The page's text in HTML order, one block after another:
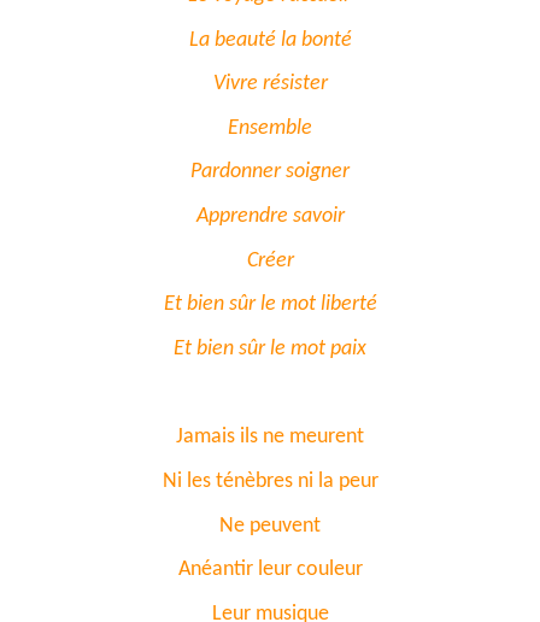
La beauté la bonté
Vivre résister
Ensemble
Pardonner soigner
Apprendre savoir
Créer
Et bien sûr le mot liberté
Et bien sûr le mot paix
Jamais ils ne meurent
Ni les ténèbres ni la peur
Ne peuvent
Anéantir leur couleur
Leur musique